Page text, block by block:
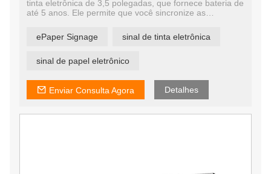
tinta eletrônica de 3,5 polegadas, que fornece bateria de
até 5 anos. Ele permite que você sincronize as
web. É uma sinalização digital de instalação fácil, você
pode instalá-la automaticamente em minutos.
ePaper Signage sinal de tinta eletrônica
sinal de papel eletrônico
Enviar Consulta Agora Detalhes